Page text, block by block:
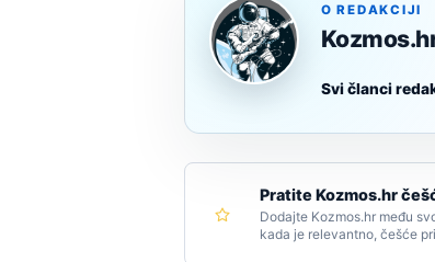
O REDAKCIJI
Svi članci
Pratite Kozmos.hr
Dodajte Kozmos.hr među
kada je relevantno, češće